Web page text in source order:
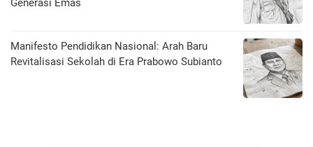
Generasi Emas
Manifesto Pendidikan Nasional: Arah Baru
Revitalisasi Sekolah di Era Prabowo Subianto